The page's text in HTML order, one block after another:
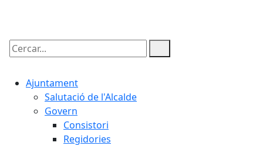
Cercar:
Ajuntament
Salutació de l'Alcalde
Govern
Consistori
Regidories